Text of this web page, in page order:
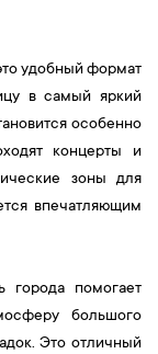
удобный формат
в самый яркий
особенно
концерты и
зоны для
впечатляющим
города помогает
большого
Это отличный